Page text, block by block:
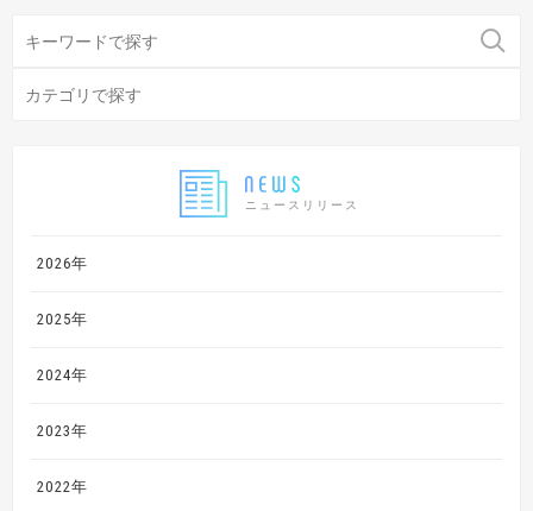
ニュースリリース
2026年
2025年
2024年
2023年
2022年